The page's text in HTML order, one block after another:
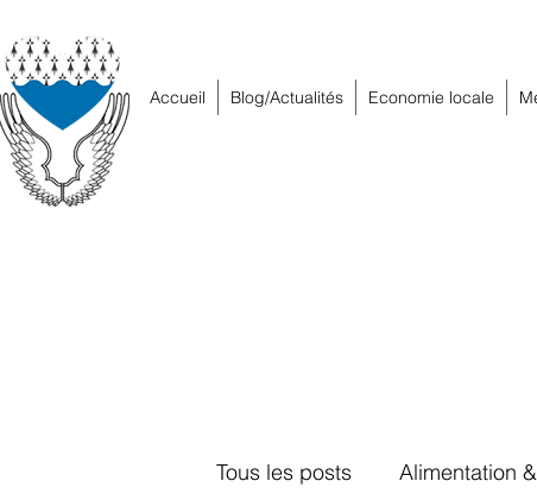
Accueil Blog/Actualités Economie locale
Tous les posts Alimentation